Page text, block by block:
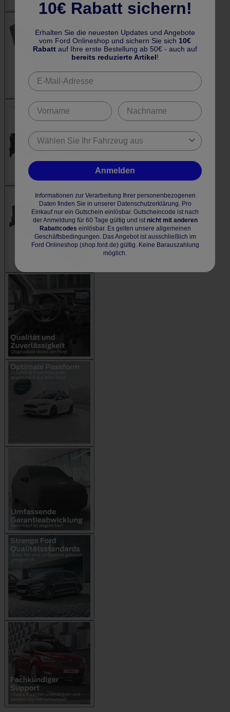
10€ Rabatt sichern!
Erhalten Sie die neuesten Updates und Angebote
vom Ford Onlineshop und sichern Sie sich 10€
Rabatt auf Ihre erste Bestellung ab 50€ - auch auf
bereits reduzierte Artikel!
Anmelden
Informationen zur Verarbeitung Ihrer personenbezogenen
Daten finden Sie in unserer Datenschutzerklärung. Pro
Einkauf nur ein Gutschein einlösbar. Gutscheincode ist nach
der Anmeldung für 60 Tage gültig und ist nicht mit anderen
Rabattcodes einlösbar. Es gelten unsere allgemeinen
Geschäftsbedingungen. Das Angebot ist ausschließlich im
Ford Onlineshop (shop.ford.de) gültig. Keine Barauszahlung
möglich.